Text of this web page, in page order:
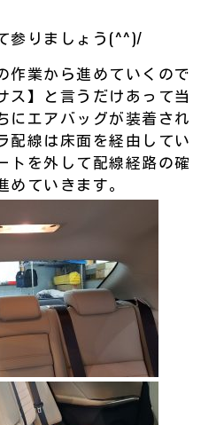
参りましょう(^^)/
作業から進めていくので
ス】と言うだけあって当
にエアバッグが装着され
配線は床面を経由してい
トを外して配線経路の確
ていきます。